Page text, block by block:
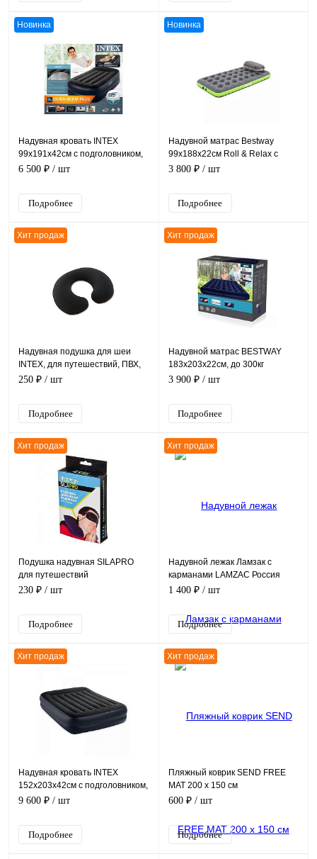
Новинка
Надувная кровать INTEX
99х191х42см с подголовником,
встр.нас. 220В, до 136кг, уп.3
6 500 ₽ / шт
Подробнее
Новинка
Надувной матрас Bestway
99х188х22см Roll & Relax с
сумкой-насосом, до 150кг
3 800 ₽ / шт
Подробнее
Хит продаж
Надувная подушка для шеи
INTEX, для путешествий, ПВХ,
36х30х10см
250 ₽ / шт
Подробнее
Хит продаж
Надувной матрас BESTWAY
183х203х22см, до 300кг
3 900 ₽ / шт
Подробнее
Хит продаж
Подушка надувная SILAPRO
для путешествий
230 ₽ / шт
Подробнее
Хит продаж
Надувной лежак Ламзак с
карманами LAMZAC Россия
васильковый
1 400 ₽ / шт
Подробнее
Хит продаж
Надувная кровать INTEX
152х203х42см с подголовником,
встр.нас. 220В, до 272кг
9 600 ₽ / шт
Подробнее
Хит продаж
Пляжный коврик SEND FREE
MAT 200 х 150 см
600 ₽ / шт
Подробнее